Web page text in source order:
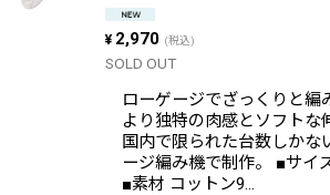
¥ 2,970 (税込)
SOLD OUT
ローゲージでざっくりと編
より独特の肉感とソフトな
国内で限られた台数しかな
ージ編み機で制作。 ■サイ
■素材 コットン9…